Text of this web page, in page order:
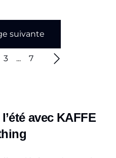
suivante
3 ... 7
avec KAFFE